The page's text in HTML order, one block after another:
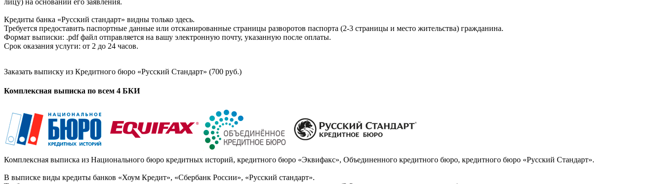
Кредиты банка «Русский стандарт» видны только здесь.
Требуется предоставить паспортные данные или отсканированные страницы разворотов паспорта (2-3 страницы и место жительства) гражданина.
Формат выписки: .pdf файл отправляется на вашу электронную почту, указанную после оплаты.
Срок оказания услуги: от 2 до 24 часов.
Заказать выписку из Кредитного бюро «Русский Стандарт» (700 руб.)
Комплексная выписка по всем 4 БКИ
Комплексная выписка из Национального бюро кредитных историй, кредитного бюро «Эквифакс», Объединенного кредитного бюро, кредитного бюро «Русский Стандарт».
В выписке виды кредиты банков «Хоум Кредит», «Сбербанк России», «Русский стандарт».